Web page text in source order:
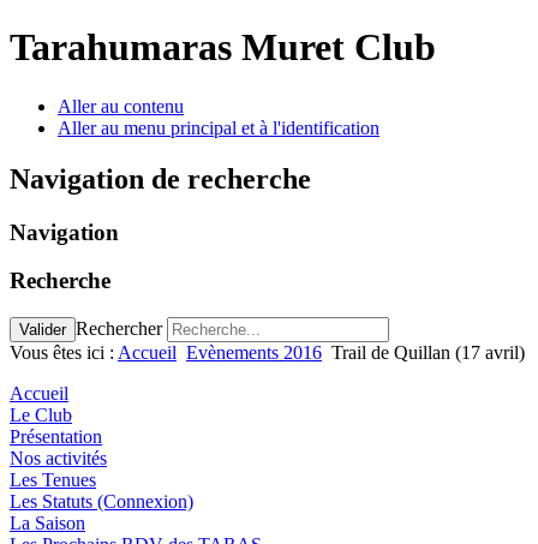
Tarahumaras Muret Club
Aller au contenu
Aller au menu principal et à l'identification
Navigation de recherche
Navigation
Recherche
Valider Rechercher
Vous êtes ici : Accueil Evènements 2016 Trail de Quillan (17 avril)
Accueil
Le Club
Présentation
Nos activités
Les Tenues
Les Statuts (Connexion)
La Saison